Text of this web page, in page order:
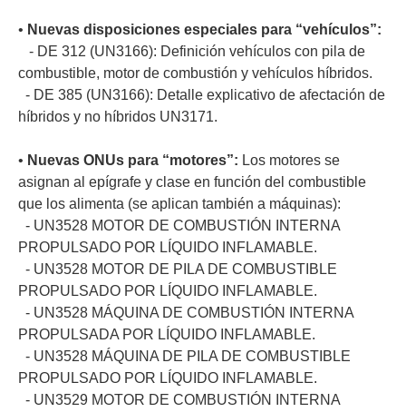
• Nuevas disposiciones especiales para “vehículos”:
- DE 312 (UN3166): Definición vehículos con pila de
combustible, motor de combustión y vehículos híbridos.
- DE 385 (UN3166): Detalle explicativo de afectación de
híbridos y no híbridos UN3171.
• Nuevas ONUs para “motores”: Los motores se
asignan al epígrafe y clase en función del combustible
que los alimenta (se aplican también a máquinas):
- UN3528 MOTOR DE COMBUSTIÓN INTERNA
PROPULSADO POR LÍQUIDO INFLAMABLE.
- UN3528 MOTOR DE PILA DE COMBUSTIBLE
PROPULSADO POR LÍQUIDO INFLAMABLE.
- UN3528 MÁQUINA DE COMBUSTIÓN INTERNA
PROPULSADA POR LÍQUIDO INFLAMABLE.
- UN3528 MÁQUINA DE PILA DE COMBUSTIBLE
PROPULSADO POR LÍQUIDO INFLAMABLE.
- UN3529 MOTOR DE COMBUSTIÓN INTERNA